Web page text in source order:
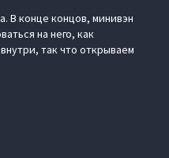
В конце концов, минивэн
на него, как
так что открываем